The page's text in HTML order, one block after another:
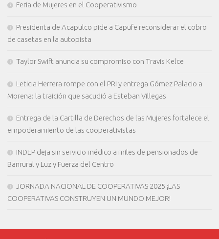
Feria de Mujeres en el Cooperativismo
Presidenta de Acapulco pide a Capufe reconsiderar el cobro
de casetas en la autopista
Taylor Swift anuncia su compromiso con Travis Kelce
Leticia Herrera rompe con el PRI y entrega Gómez Palacio a
Morena: la traición que sacudió a Esteban Villegas
Entrega de la Cartilla de Derechos de las Mujeres fortalece el
empoderamiento de las cooperativistas
INDEP deja sin servicio médico a miles de pensionados de
Banrural y Luz y Fuerza del Centro
JORNADA NACIONAL DE COOPERATIVAS 2025 ¡LAS
COOPERATIVAS CONSTRUYEN UN MUNDO MEJOR!